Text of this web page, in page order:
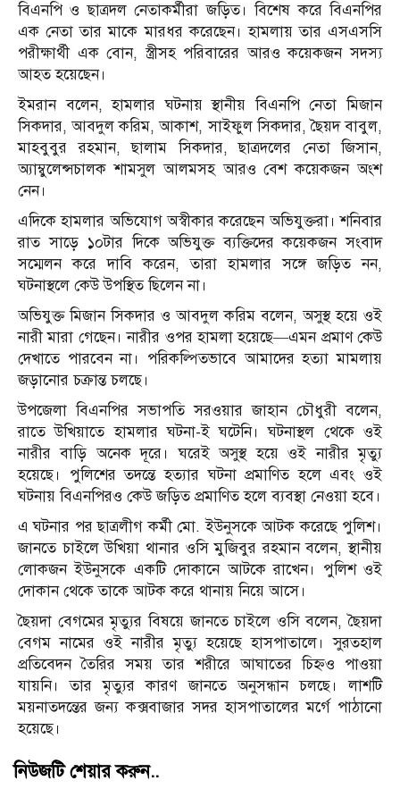
বিএনপি ও ছাত্রদল নেতাকর্মীরা জড়িত। বিশেষ করে বিএনপির
এক নেতা তার মাকে মারধর করেছেন। হামলায় তার এসএসসি
পরীক্ষার্থী এক বোন, স্ত্রীসহ পরিবারের আরও কয়েকজন সদস্য
আহত হয়েছেন।
ইমরান বলেন, হামলার ঘটনায় স্থানীয় বিএনপি নেতা মিজান
সিকদার, আবদুল করিম, আকাশ, সাইফুল সিকদার, ছৈয়দ বাবুল,
মাহবুবুর রহমান, ছালাম সিকদার, ছাত্রদলের নেতা জিসান,
অ্যাম্বুলেন্সচালক শামসুল আলমসহ আরও বেশ কয়েকজন অংশ
নেন।
এদিকে হামলার অভিযোগ অস্বীকার করেছেন অভিযুক্তরা। শনিবার
রাত সাড়ে ১০টার দিকে অভিযুক্ত ব্যক্তিদের কয়েকজন সংবাদ
সম্মেলন করে দাবি করেন, তারা হামলার সঙ্গে জড়িত নন,
ঘটনাস্থলে কেউ উপস্থিত ছিলেন না।
অভিযুক্ত মিজান সিকদার ও আবদুল করিম বলেন, অসুস্থ হয়ে ওই
নারী মারা গেছেন। নারীর ওপর হামলা হয়েছে—এমন প্রমাণ কেউ
দেখাতে পারবেন না। পরিকল্পিতভাবে আমাদের হত্যা মামলায়
জড়ানোর চক্রান্ত চলছে।
উপজেলা বিএনপির সভাপতি সরওয়ার জাহান চৌধুরী বলেন,
রাতে উখিয়াতে হামলার ঘটনা-ই ঘটেনি। ঘটনাস্থল থেকে ওই
নারীর বাড়ি অনেক দূরে। ঘরেই অসুস্থ হয়ে ওই নারীর মৃত্যু
হয়েছে। পুলিশের তদন্তে হত্যার ঘটনা প্রমাণিত হলে এবং ওই
ঘটনায় বিএনপিরও কেউ জড়িত প্রমাণিত হলে ব্যবস্থা নেওয়া হবে।
এ ঘটনার পর ছাত্রলীগ কর্মী মো. ইউনুসকে আটক করেছে পুলিশ।
জানতে চাইলে উখিয়া থানার ওসি মুজিবুর রহমান বলেন, স্থানীয়
লোকজন ইউনুসকে একটি দোকানে আটকে রাখেন। পুলিশ ওই
দোকান থেকে তাকে আটক করে থানায় নিয়ে আসে।
ছৈয়দা বেগমের মৃত্যুর বিষয়ে জানতে চাইলে ওসি বলেন, ছৈয়দা
বেগম নামের ওই নারীর মৃত্যু হয়েছে হাসপাতালে। সুরতহাল
প্রতিবেদন তৈরির সময় তার শরীরে আঘাতের চিহ্নও পাওয়া
যায়নি। তার মৃত্যুর কারণ জানতে অনুসন্ধান চলছে। লাশটি
ময়নাতদন্তের জন্য কক্সবাজার সদর হাসপাতালের মর্গে পাঠানো
হয়েছে।
নিউজটি শেয়ার করুন..